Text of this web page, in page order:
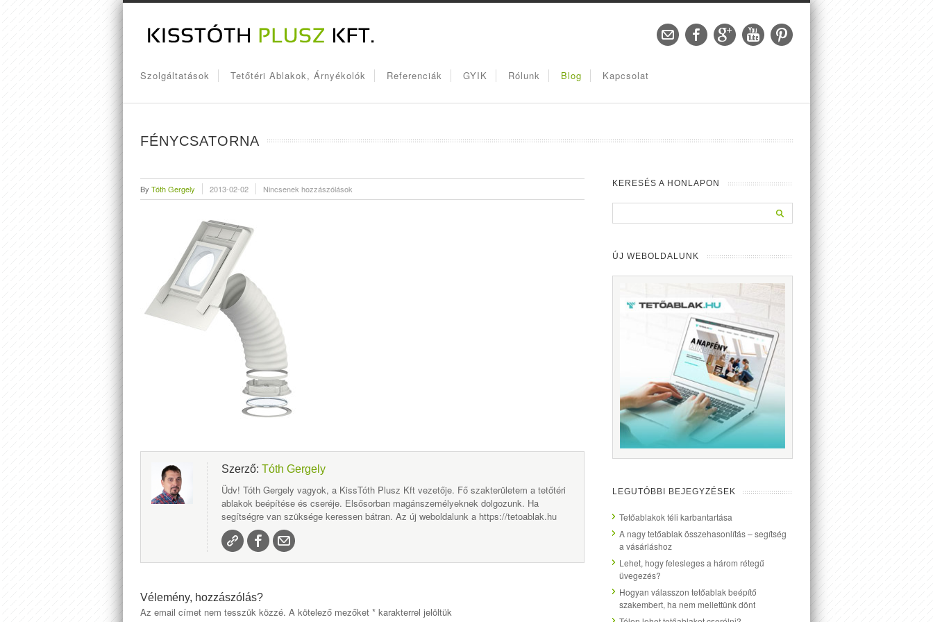
Szolgáltatások Tetőtéri Ablakok, Árnyékolók Referenciák GYIK Rólunk Blog Kapcsolat
FÉNYCSATORNA
By Tóth Gergely 2013-02-02 Nincsenek hozzászólások
Szerző: Tóth Gergely
Üdv! Tóth Gergely vagyok, a KissTóth Plusz Kft vezetője. Fő szakterületem a tetőtéri
ablakok beépítése és cseréje. Elsősorban magánszemélyeknek dolgozunk. Ha
segítségre van szüksége keressen bátran. Az új weboldalunk a https://tetoablak.hu
Vélemény, hozzászólás?
Az email címet nem tesszük közzé. A kötelező mezőket * karakterrel jelöltük
KERESÉS A HONLAPON
ÚJ WEBOLDALUNK
LEGUTÓBBI BEJEGYZÉSEK
Tetőablakok téli karbantartása
A nagy tetőablak összehasonlítás – segítség
a vásárláshoz
Lehet, hogy felesleges a három rétegű
üvegezés?
Hogyan válasszon tetőablak beépítő
szakembert, ha nem mellettünk dönt